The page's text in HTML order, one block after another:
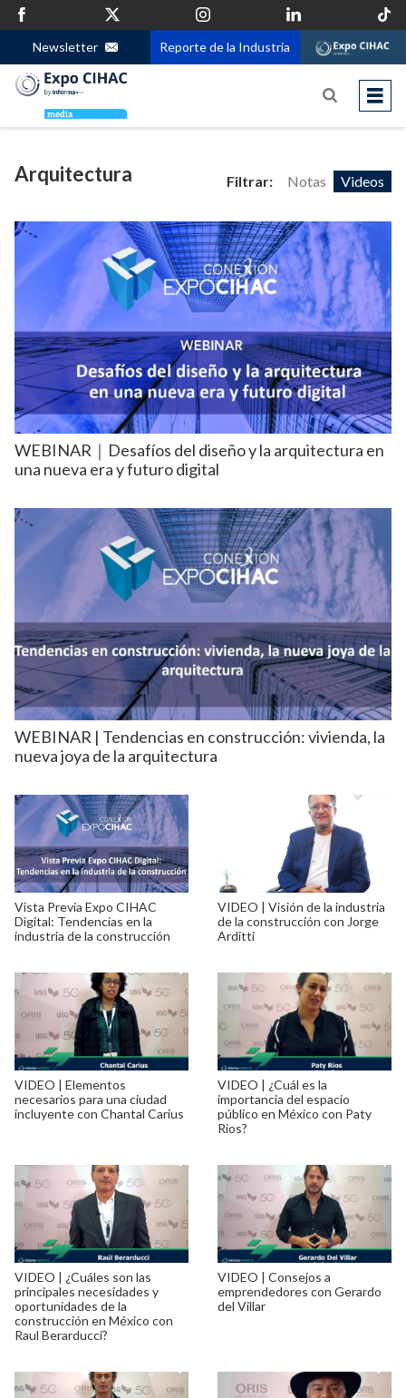
Newsletter Reporte de la Industria
Arquitectura Filtrar: Notas Videos
WEBINAR｜Desafíos del diseño y la arquitectura en
una nueva era y futuro digital
WEBINAR | Tendencias en construcción: vivienda, la
nueva joya de la arquitectura
Vista Previa Expo CIHAC
Digital: Tendencias en la
industria de la construcción
VIDEO | Visión de la industria
de la construcción con Jorge
Arditti
VIDEO | Elementos
necesarios para una ciudad
incluyente con Chantal Carius
VIDEO | ¿Cuál es la
importancia del espacio
público en México con Paty
Rios?
VIDEO | ¿Cuáles son las
principales necesidades y
oportunidades de la
construcción en México con
Raul Berarducci?
VIDEO | Consejos a
emprendedores con Gerardo
del Villar